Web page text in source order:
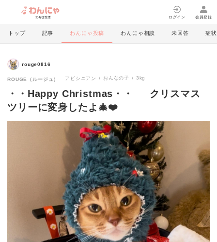
ログイン 会員登録
トップ 記事 わんにゃ投稿 わんにゃ相談 未回答 症状
rouge0816
ROUGE（ルージュ） アビシニアン おんなの子 3kg
・・Happy Christmas・・ クリスマス
ツリーに変身したよ🎄❤️